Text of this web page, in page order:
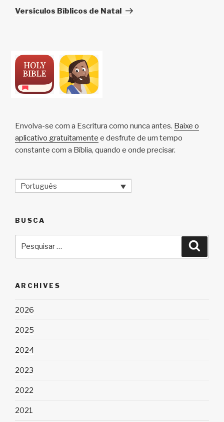
post
Versículos Bíblicos de Natal
Envolva-se com a Escritura como nunca antes. Baixe o
aplicativo gratuitamente e desfrute de um tempo
constante com a Bíblia, quando e onde precisar.
Português
BUSCA
ARCHIVES
2026
2025
2024
2023
2022
2021